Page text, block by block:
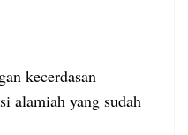
kecerdasan
alamiah yang sudah